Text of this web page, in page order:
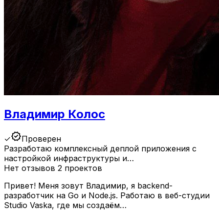
Владимир Колос
✓verifiedПроверен
Разработаю комплексный деплой приложения с
настройкой инфраструктуры и…
Нет отзывов 2 проектов
Привет! Меня зовут Владимир, я backend-
разработчик на Go и Node.js. Работаю в веб-студии
Studio Vaska, где мы создаём…